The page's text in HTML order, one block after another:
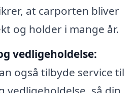
at carporten bliver
og holder i mange år.
vedligeholdelse:
også tilbyde service til